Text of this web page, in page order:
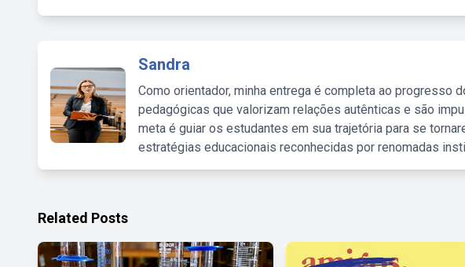
Sandra
Como orientador, minha entrega é completa ao progresso
pedagógicas que valorizam relações autênticas e são
meta é guiar os estudantes em sua trajetória para se
estratégias educacionais reconhecidas por renomadas
Related Posts